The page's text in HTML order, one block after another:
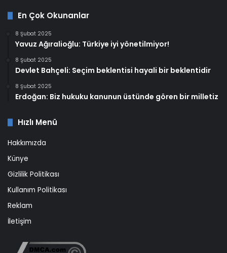
En Çok Okunanlar
8 Şubat 2025
Yavuz Ağıralioğlu: Türkiye iyi yönetilmiyor!
8 Şubat 2025
Devlet Bahçeli: Seçim beklentisi hayali bir beklentidir
8 Şubat 2025
Erdoğan: Biz hukuku kanunun üstünde gören bir milletiz
Hızlı Menü
Hakkımızda
Künye
Gizlilik Politikası
Kullanım Politikası
Reklam
İletişim